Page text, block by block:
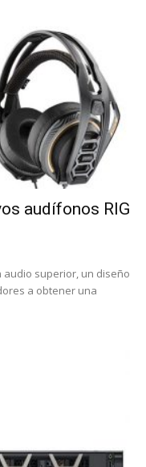
audífonos RIG
superior, un diseño
a obtener una